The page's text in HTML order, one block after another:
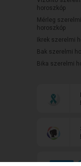
horoszkóp
Mérleg szerelmi
horoszkóp
Ikrek szerelmi
Bak szerelmi
Bika szerelmi